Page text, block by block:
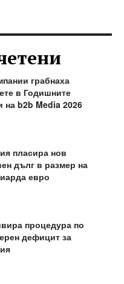
грабнаха
в Годишните
на b2b Media 2026
пласира нов
дълг в размер на
евро
процедура по
дефицит за